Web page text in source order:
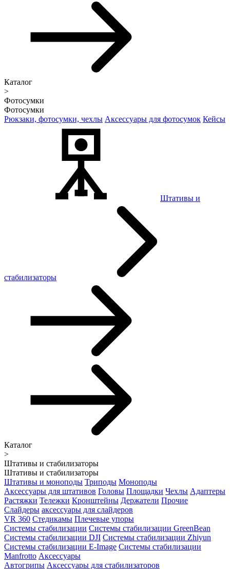
Каталог
>
Фотосумки
Фотосумки
Рюкзаки, фотосумки, чехлы Аксессуары для фотосумок Кейсы
Штативы и
стабилизаторы
Каталог
>
Штативы и стабилизаторы
Штативы и стабилизаторы
Штативы и моноподы Триподы Моноподы
Аксессуары для штативов Головы Площадки Чехлы Адаптеры
Растяжки Тележки Кронштейны Держатели Прочие
Слайдеры аксессуары для слайдеров
VR 360 Стедикамы Плечевые упоры
Системы стабилизации Системы стабилизации GreenBean
Системы стабилизации DJI Системы стабилизации Zhiyun
Системы стабилизации E-Image Системы стабилизации
Manfrotto Аксессуары
Автогрипы Аксессуары для стабилизаторов